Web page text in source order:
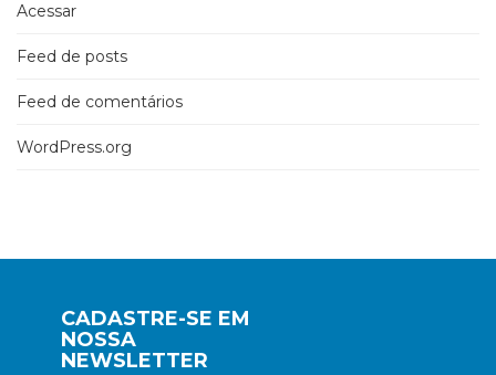
Acessar
Feed de posts
Feed de comentários
WordPress.org
CADASTRE-SE EM
NOSSA
NEWSLETTER